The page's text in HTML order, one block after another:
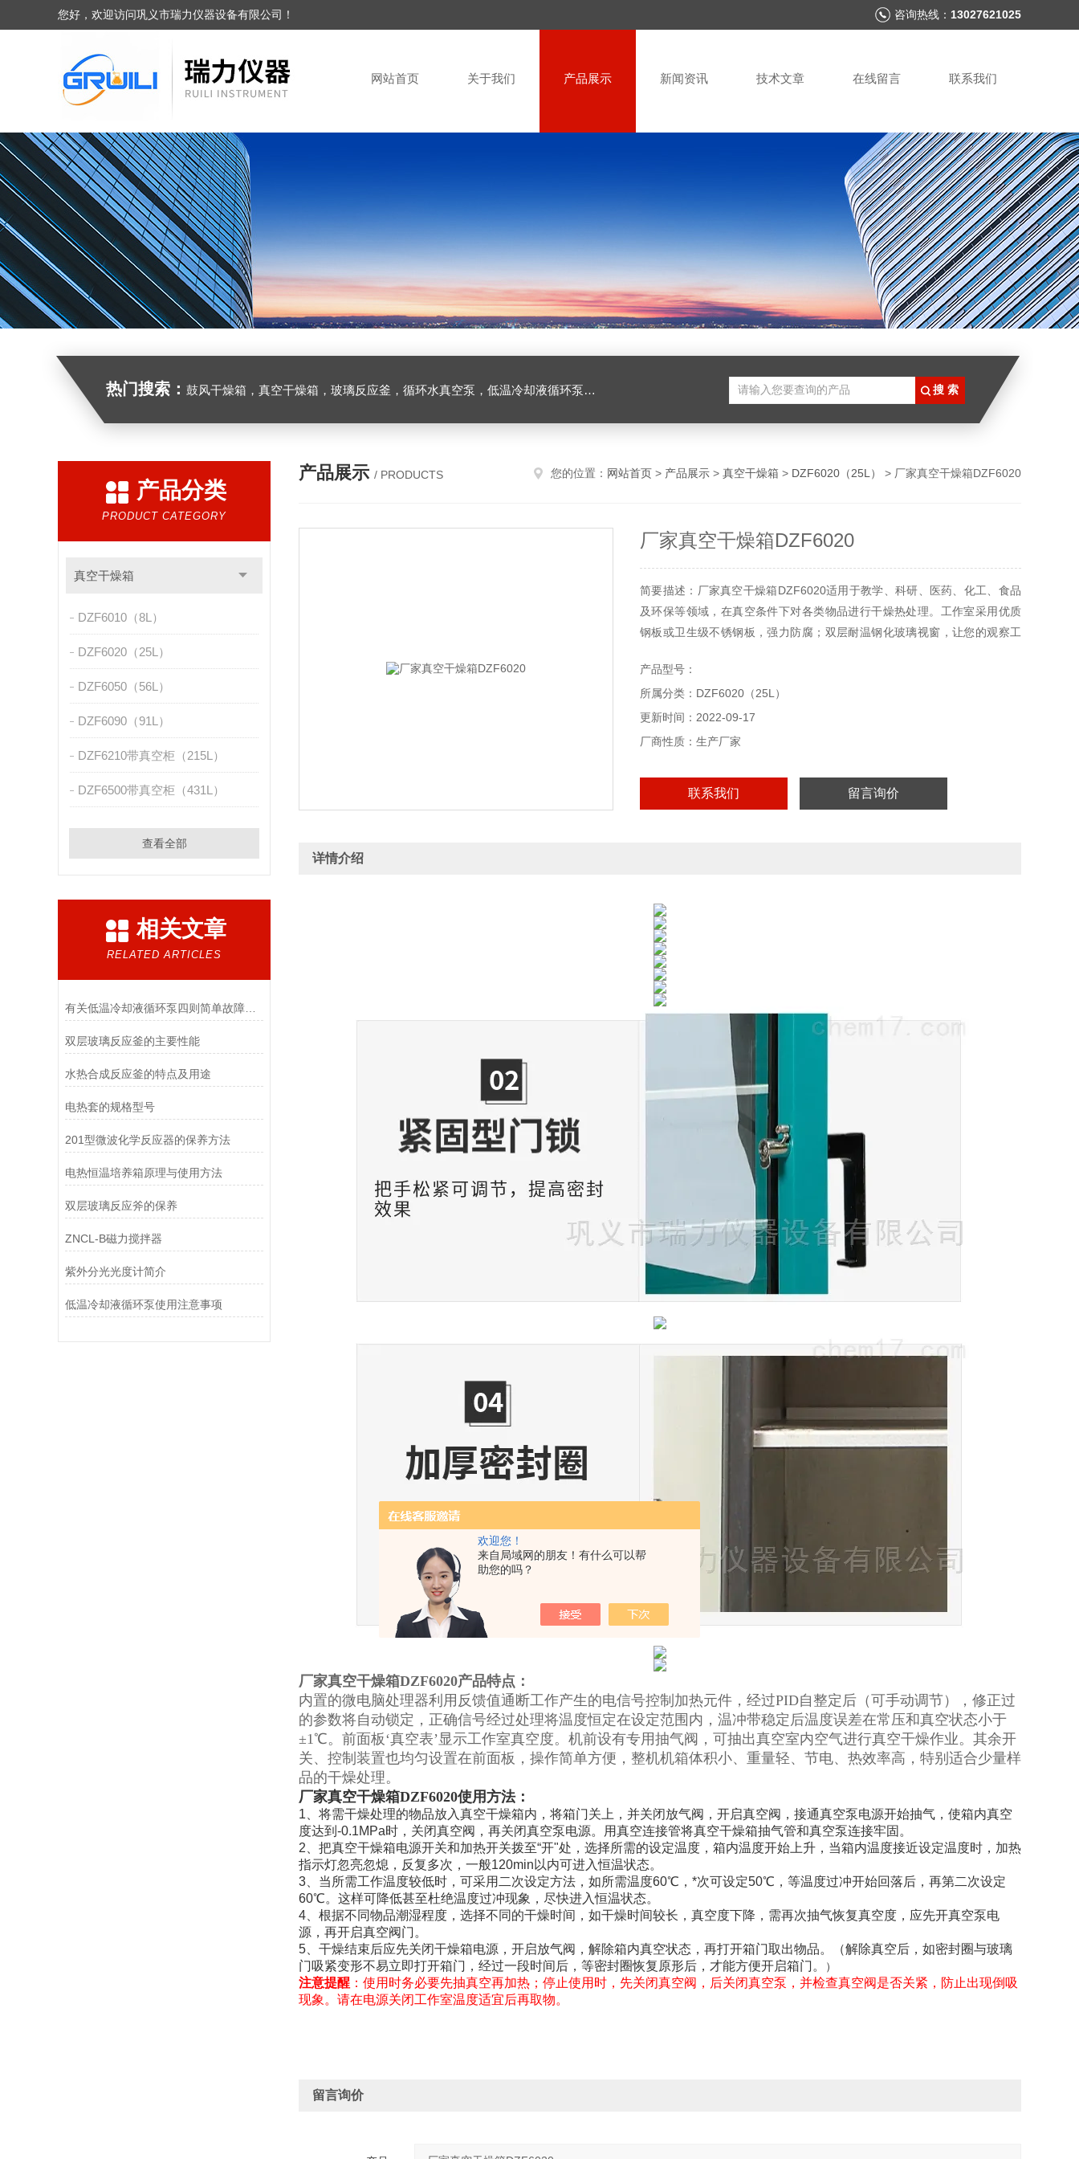
欢迎您！
来自局域网的朋友！有什么可以帮
助您的吗？
您好，欢迎访问巩义市瑞力仪器设备有限公司！ 咨询热线： 13027621025
网站首页 关于我们 产品展示 新闻资讯 技术文章 在线留言 联系我们
热门搜索： 鼓风干燥箱，真空干燥箱，玻璃反应釜，循环水真空泵，低温冷却液循环泵，旋转蒸发器等实验仪器
产品分类
PRODUCT CATEGORY
真空干燥箱
DZF6010（8L）
DZF6020（25L）
DZF6050（56L）
DZF6090（91L）
DZF6210带真空柜（215L）
DZF6500带真空柜（431L）
查看全部
相关文章
RELATED ARTICLES
有关低温冷却液循环泵四则简单故障处理须知
双层玻璃反应釜的主要性能
水热合成反应釜的特点及用途
电热套的规格型号
201型微波化学反应器的保养方法
电热恒温培养箱原理与使用方法
双层玻璃反应斧的保养
ZNCL-B磁力搅拌器
紫外分光光度计简介
低温冷却液循环泵使用注意事项
产品展示 / PRODUCTS 您的位置： 网站首页 > 产品展示 > 真空干燥箱 > DZF6020（25L） > 厂家真空干燥箱DZF6020
厂家真空干燥箱DZF6020
简要描述：厂家真空干燥箱DZF6020适用于教学、科研、医药、化工、食品
及环保等领域，在真空条件下对各类物品进行干燥热处理。工作室采用优质
钢板或卫生级不锈钢板，强力防腐；双层耐温钢化玻璃视窗，让您的观察工
工作空间受热均匀。温度控制器采用外接大功率可控硅控制、触发快，控制
灵敏，触摸键调节的双屏数显面板使您设定或读数更直观。
产品型号：
所属分类：DZF6020（25L）
更新时间：2022-09-17
厂商性质：生产厂家
联系我们 留言询价
详情介绍
厂家真空干燥箱DZF6020产品特点：
内置的微电脑处理器利用反馈值通断工作产生的电信号控制加热元件，经过PID自整定后（可手动调节），修正过
的参数将自动锁定，正确信号经过处理将温度恒定在设定范围内，温冲带稳定后温度误差在常压和真空状态小于
±1℃。前面板‘真空表’显示工作室真空度。机前设有专用抽气阀，可抽出真空室内空气进行真空干燥作业。其余开
关、控制装置也均匀设置在前面板，操作简单方便，整机机箱体积小、重量轻、节电、热效率高，特别适合少量样
品的干燥处理。
厂家真空干燥箱DZF6020使用方法：
1、将需干燥处理的物品放入真空干燥箱内，将箱门关上，并关闭放气阀，开启真空阀，接通真空泵电源开始抽气，使箱内真空
度达到-0.1MPa时，关闭真空阀，再关闭真空泵电源。
用真空连接管将真空干燥箱抽气管和真空泵连接牢固。
2、把真空干燥箱电源开关和加热开关拨至“开"处，选择所需的设定温度，箱内温度开始上升，当箱内温度接近设定温度时，加热
指示灯忽亮忽熄，反复多次，一般120min以内可进入恒温状态。
3、当所需工作温度较低时，可采用二次设定方法，如所需温度60℃，*次可设定50℃，等温度过冲开始回落后，再第二次设定
60℃。这样可降低甚至杜绝温度过冲现象，尽快进入恒温状态。
4、根据不同物品潮湿程度，选择不同的干燥时间，如干燥时间较长，真空度下降，需再次抽气恢复真空度，应先开真空泵电
源，再开启真空阀门。
5、干燥结束后应先关闭干燥箱电源，开启放气阀，解除箱内真空状态，再打开箱门取出物品。（解除真空后，如密封圈与玻璃
门吸紧变形不易立即打开箱门，经过一段时间后，等密封圈恢复原形后，才能方便开启箱门。
）
注意提醒 ：使用时务必要先抽真空再加热；停止使用时， 先关闭真空阀，后关闭真空泵，并检查真空阀是否关紧，防止出现倒吸
现象。 请在电源关闭工作室温度适宜后再取物。
留言询价